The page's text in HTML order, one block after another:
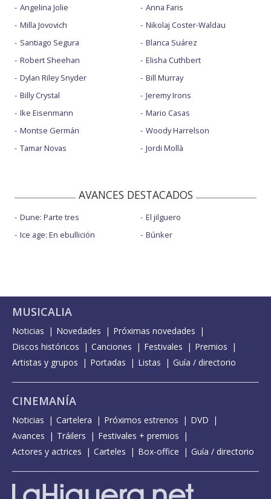
Angelina Jolie
Milla Jovovich
Santiago Segura
Robert Sheehan
Dylan Riley Snyder
Billy Crystal
Ike Eisenmann
Montse Germán
Tamar Novas
Anna Faris
Nikolaj Coster-Waldau
Blanca Suárez
Elisha Cuthbert
Bill Murray
Jeremy Irons
Mario Casas
Woody Harrelson
Jordi Mollà
AVANCES DESTACADOS
Dune: Parte tres
Ice age: En ebullición
El jilguero
Búnker
MUSICALIA
Noticias Novedades
Próximas novedades
Discos históricos
Canciones Festivales
Premios
Artistas y grupos
Portadas Listas Guía / directorio
CINEMANÍA
Noticias Cartelera Próximos estrenos
DVD
Avances
Tráilers
Festivales + premios
Actores y actrices
Carteles Box-office Guía / directorio